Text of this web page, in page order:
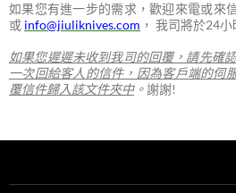
如果您有進一步的需求，歡迎來電或來
或 info@jiuliknives.com ， 我司將於24
如果您遲遲未收到我司的回覆，請先確
一次回給客人的信件，因為客戶端的伺
覆信件歸入該文件夾中。謝謝!